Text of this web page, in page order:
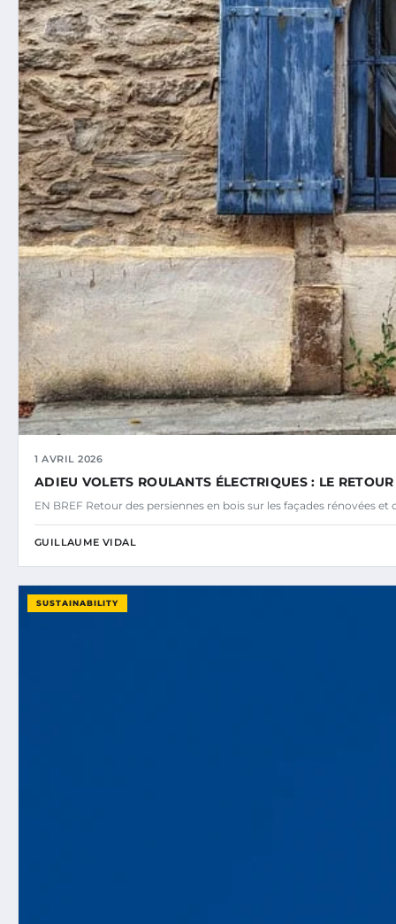
1 AVRIL 2026
ADIEU VOLETS ROULANTS ÉLECTRIQUES : LE
EN BREF Retour des persiennes en bois sur les façades rénovées
GUILLAUME VIDAL
SUSTAINABILITY